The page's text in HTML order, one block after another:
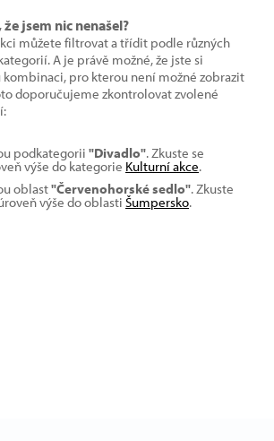
jsem nic nenašel?
můžete filtrovat a třídit podle různých
A je právě možné, že jste si
kombinaci, pro kterou není možné zobrazit
doporučujeme zkontrolovat zvolené
podkategorii "Divadlo". Zkuste se
výše do kategorie Kulturní akce.
oblast"Červenohorské sedlo". Zkuste
výše do oblasti Šumpersko.